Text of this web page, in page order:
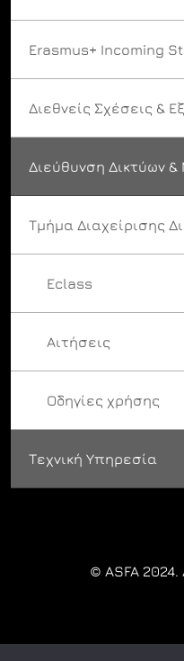
Erasmus+ Incoming
Διεθνείς Σχέσεις &
Διεύθυνση Δικτύων
Τμήμα Διαχείρισης
Eclass
Αιτήσεις
Οδηγίες χρήσης
Τεχνική Υπηρεσία
© ASFA